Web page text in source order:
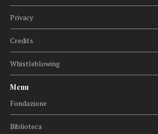
Privacy
Credits
Whistleblowing
Menu
Fondazione
Biblioteca